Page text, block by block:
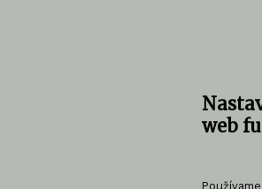
web
Sledujte nás